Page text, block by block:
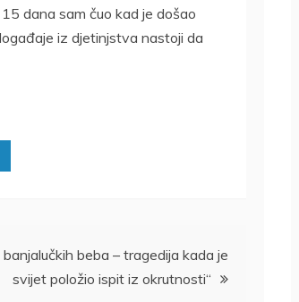
dana sam čuo kad je došao
iz djetinjstva nastoji da
banjalučkih beba – tragedija kada je
svijet položio ispit iz okrutnosti“